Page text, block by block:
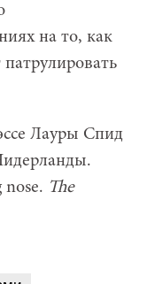
на то, как
Лауры Спид
nose. The